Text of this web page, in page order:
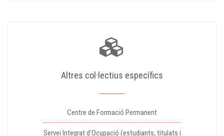
Altres col·lectius específics
Centre de Formació Permanent
Servei Integrat d'Ocupació (estudiants, titulats i